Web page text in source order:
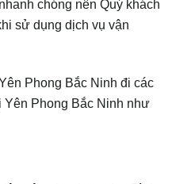
chóng nên Quý khách
sử dụng dịch vụ vận
Phong Bắc Ninh đi các
Phong Bắc Ninh như